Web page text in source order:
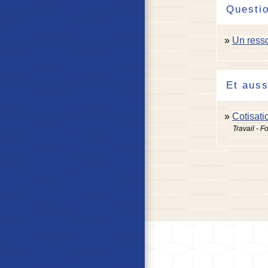
Un
Et
Travail -